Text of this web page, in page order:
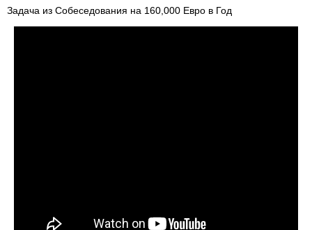
Задача из Собеседования на 160,000 Евро в Год